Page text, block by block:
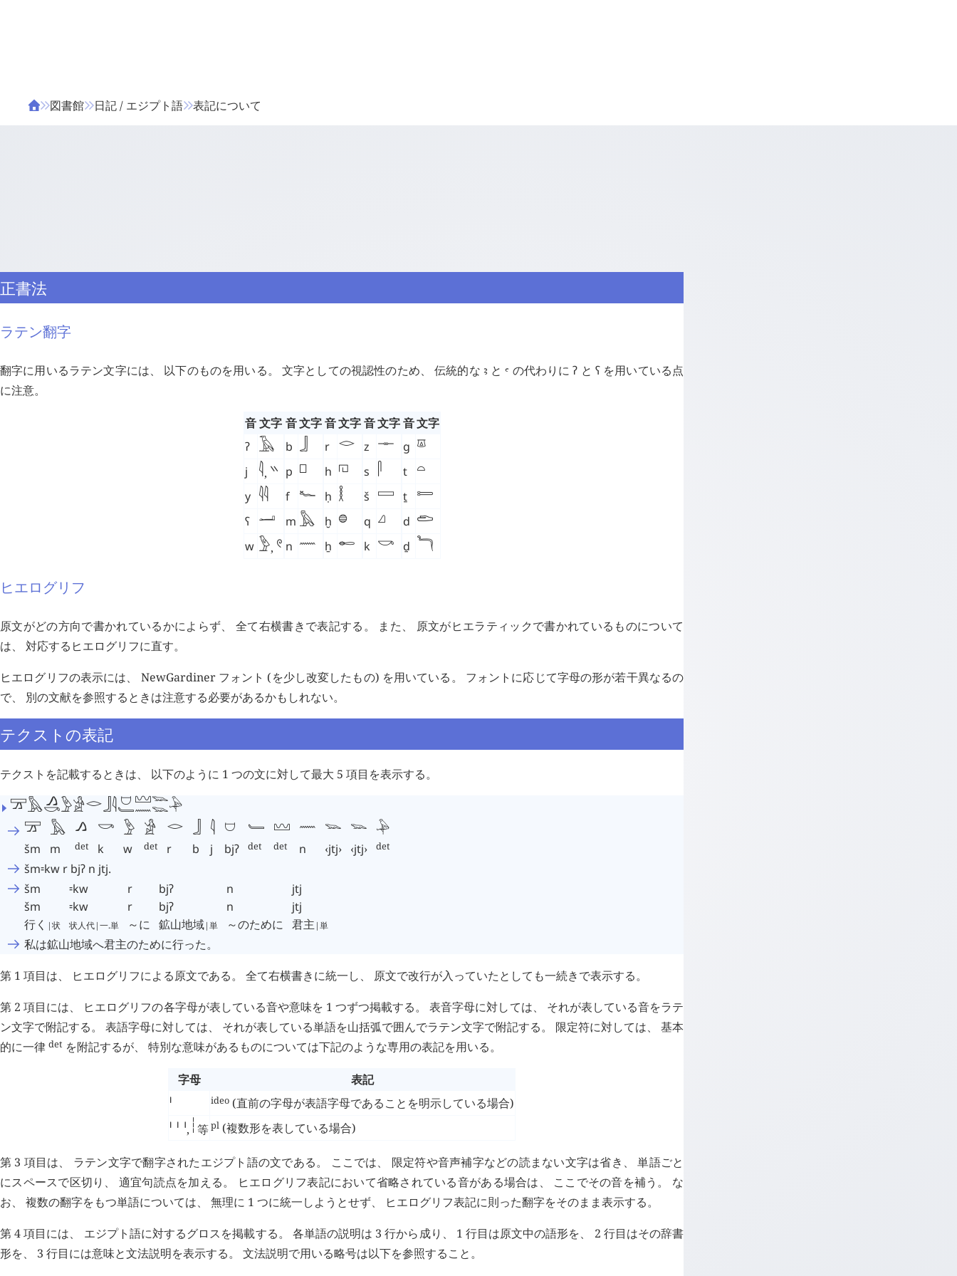
図書館 日記 / エジプト語 表記について
正書法
ラテン翻字
翻字に用いるラテン文字には、 以下のものを用いる。 文字としての視認性のため、 伝統的な ꜣ と ꜥ の代わりにʔ と ʕを用いている点
に注意。
音 文字
ʔ
𓄿
j 𓇋,
𓏭
y 𓇋𓇋
ʕ
𓂝
w 𓅱,
𓏲
音文字
b
𓃀
p 𓊪
f
𓆑
m 𓅓
n
音文字
r
𓂋
h 𓉔
ḥ 𓎛
ḫ 𓐍
ẖ
𓄡
音文字
z
s 𓋴
š
𓈙
q 𓈎
k
𓎡
音文字
g 𓎼
t
𓏏
ṯ
𓍿
d 𓂧
ḏ 𓆓
ヒエログリフ
原文がどの方向で書かれているかによらず、 全て右横書きで表記する。 また、 原文がヒエラティックで書かれているものについて
は、 対応するヒエログリフに直す。
ヒエログリフの表示には、 NewGardiner フォント (を少し改変したもの) を用いている。 フォントに応じて字母の形が若干異なるの
で、 別の文献を参照するときは注意する必要があるかもしれない。
テクストの表記
テクストを記載するときは、 以下のように 1 つの文に対して最大 5 項目を表示する。
𓈝𓅓 𓂻
𓎡𓅱𓀀 𓂋 𓃀𓇋 𓈟
𓄑
𓈉
𓈖
𓆊
𓆊𓅆
𓈝
šm
𓅓
m
𓂻
det
𓎡
k
𓅱
w
𓀀
det
𓂋
r
𓃀
b
𓇋
j
𓈟
bjʔ
𓄑
det
𓈉
det n
𓆊
‹jtj›
𓆊
‹jtj›
𓅆
det
šm⹀kw r bjʔ n jtj.
šm
šm
行く |状
⹀kw
⹀kw
状人代|一.単
r
r
～に
bjʔ
bjʔ
鉱山地域|単
n
n
～のために
jtj
jtj
君主 |単
私は鉱山地域へ君主のために行った。
第 1 項目は、 ヒエログリフによる原文である。 全て右横書きに統一し、 原文で改行が入っていたとしても一続きで表示する。
第 2 項目には、 ヒエログリフの各字母が表している音や意味を 1 つずつ掲載する。 表音字母に対しては、 それが表している音をラテ
ン文字で附記する。 表語字母に対しては、 それが表している単語を山括弧で囲んでラテン文字で附記する。 限定符に対しては、 基本
的に一律 det を附記するが、 特別な意味があるものについては下記のような専用の表記を用いる。
字母 表記
𓏤 ideo (直前の字母が表語字母であることを明示している場合)
𓏥
, 𓏪 等pl (複数形を表している場合)
第 3 項目は、 ラテン文字で翻字されたエジプト語の文である。 ここでは、 限定符や音声補字などの読まない文字は省き、 単語ごと
にスペースで区切り、 適宜句読点を加える。 ヒエログリフ表記において省略されている音がある場合は、 ここでその音を補う。 な
お、 複数の翻字をもつ単語については、 無理に 1 つに統一しようとせず、 ヒエログリフ表記に則った翻字をそのまま表示する。
第 4 項目には、 エジプト語に対するグロスを掲載する。 各単語の説明は 3 行から成り、 1 行目は原文中の語形を、 2 行目はその辞書
形を、 3 行目には意味と文法説明を表示する。 文法説明で用いる略号は以下を参照すること。